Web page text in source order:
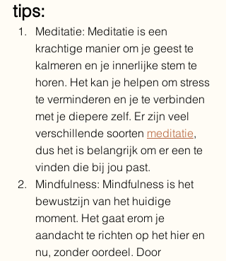
tips:
Meditatie: Meditatie is een
krachtige manier om je geest te
kalmeren en je innerlijke stem te
horen. Het kan je helpen om stress
te verminderen en je te verbinden
met je diepere zelf. Er zijn veel
verschillende soorten meditatie,
dus het is belangrijk om er een te
vinden die bij jou past.
Mindfulness: Mindfulness is het
bewustzijn van het huidige
moment. Het gaat erom je
aandacht te richten op het hier en
nu, zonder oordeel. Door